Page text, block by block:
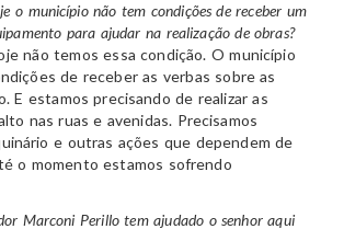
o município não tem condições de receber um
para ajudar na realização de obras?
não temos essa condição. O município
de receber as verbas sobre as
E estamos precisando de realizar as
nas ruas e avenidas. Precisamos
e outras ações que dependem de
o momento estamos sofrendo
Marconi Perillo tem ajudado o senhor aqui